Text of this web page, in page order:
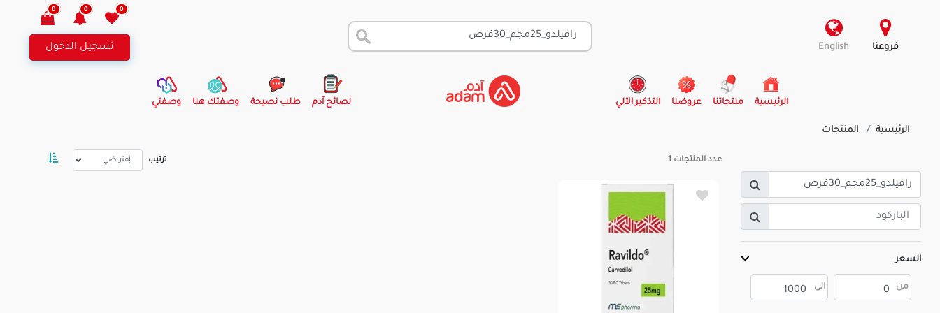
فروعنا English
0
0
0
تسجيل الدخول
الرئيسية
(current) منتجاتنا عروضنا التذكير الآلي نصائح آدم طلب نصيحة وصفتك هنا وصفتي
الرئيسية المنتجات
السعر
عدد المنتجات 1 ترتيب